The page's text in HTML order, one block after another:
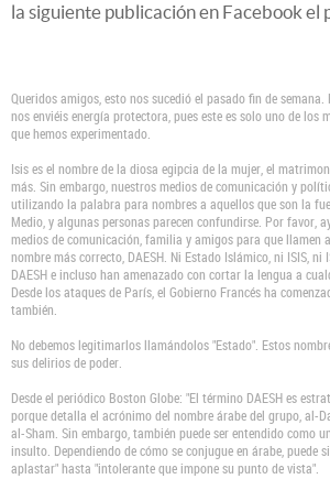
la siguiente publicación en Facebook el
Queridos amigos, esto nos sucedió el pasado fin de semana.
nos enviéis energía protectora, pues este es solo uno de los
que hemos experimentado.
Isis es el nombre de la diosa egipcia de la mujer, el
más. Sin embargo, nuestros medios de comunicación y
utilizando la palabra para nombres a aquellos que son la
Medio, y algunas personas parecen confundirse. Por favor,
medios de comunicación, familia y amigos para que llamen
nombre más correcto, DAESH. Ni Estado Islámico, ni ISIS,
DAESH e incluso han amenazado con cortar la lengua a
Desde los ataques de París, el Gobierno Francés ha
también.
No debemos legitimarlos llamándolos "Estado". Estos
sus delirios de poder.
Desde el periódico Boston Globe: "El término DAESH es
porque detalla el acrónimo del nombre árabe del grupo, al-
al-Sham. Sin embargo, también puede ser entendido como
insulto. Dependiendo de cómo se conjugue en árabe, puede
aplastar" hasta "intolerante que impone su punto de vista".